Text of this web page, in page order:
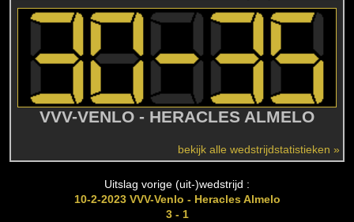
VVV-VENLO - HERACLES ALMELO
bekijk alle wedstrijdstatistieken »
Uitslag vorige (uit-)wedstrijd :
10-2-2023 VVV-Venlo - Heracles Almelo
3 - 1